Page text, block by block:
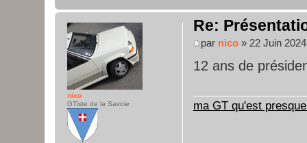
Re:
par nico » 22 Juin
12 ans de
ma GT qu'est
nico
GTiste de la Savoie